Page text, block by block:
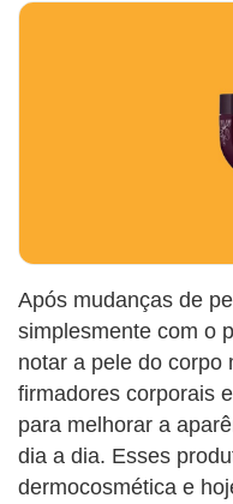
Após mudanças de
simplesmente com o
notar a pele do corpo
firmadores corporais
para melhorar a
dia a dia. Esses
dermocosmética e